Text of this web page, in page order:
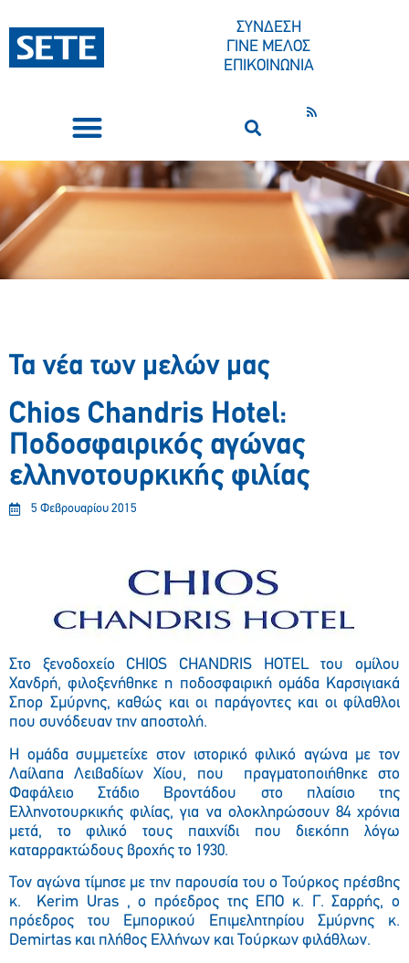
ΣΥΝΔΕΣΗ
ΓΙΝΕ ΜΕΛΟΣ
ΕΠΙΚΟΙΝΩΝΙΑ
Τα νέα των μελών μας
Chios Chandris Hotel:
Ποδοσφαιρικός αγώνας
ελληνοτουρκικής φιλίας
5 Φεβρουαρίου 2015
Στο ξενοδοχείο CHIOS CHANDRIS HOTEL του ομίλου
Χανδρή, φιλοξενήθηκε η ποδοσφαιρική ομάδα Καρσιγιακά
Σπορ Σμύρνης, καθώς και οι παράγοντες και οι φίλαθλοι
που συνόδευαν την αποστολή.
Η ομάδα συμμετείχε στον ιστορικό φιλικό αγώνα με τον
Λαίλαπα Λειβαδίων Χίου, που πραγματοποιήθηκε στο
Φαφάλειο Στάδιο Βροντάδου στο πλαίσιο της
Ελληνοτουρκικής φιλίας, για να ολοκληρώσουν 84 χρόνια
μετά, το φιλικό τους παιχνίδι που διεκόπη λόγω
καταρρακτώδους βροχής το 1930.
Τον αγώνα τίμησε με την παρουσία του ο Τούρκος πρέσβης
κ. Kerim Uras , ο πρόεδρος της ΕΠΟ κ. Γ. Σαρρής, ο
πρόεδρος του Εμπορικού Επιμελητηρίου Σμύρνης κ.
Demirtas και πλήθος Ελλήνων και Τούρκων φιλάθλων.